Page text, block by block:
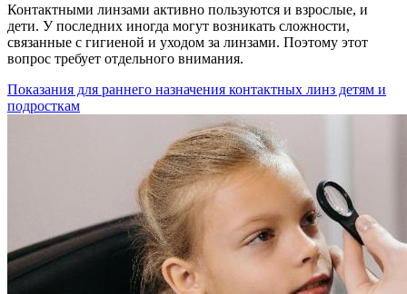
Контактными линзами активно пользуются и взрослые, и
дети. У последних иногда могут возникать сложности,
связанные с гигиеной и уходом за линзами. Поэтому этот
вопрос требует отдельного внимания.
Показания для раннего назначения контактных линз детям и
подросткам